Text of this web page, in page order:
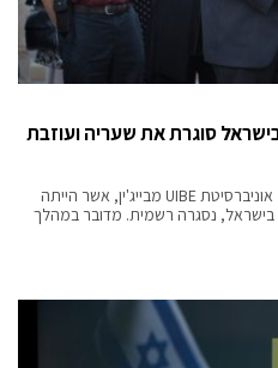
סוגרת את שעריה ועוזבת
לאחר ארבע שנות פעילות, השלוחה של אוניברסיטת UIBE מבייג'ין, אשר הייתה
בישראל, נסגרה רשמית. מדובר במהלך